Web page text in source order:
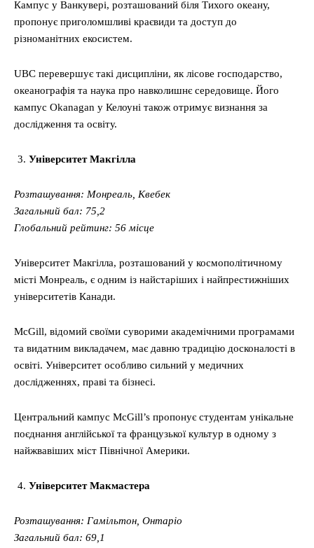
Кампус у Ванкувері, розташований біля Тихого океану,
пропонує приголомшливі краєвиди та доступ до
різноманітних екосистем.
UBC перевершує такі дисципліни, як лісове господарство,
океанографія та наука про навколишнє середовище. Його
кампус Okanagan у Келоуні також отримує визнання за
дослідження та освіту.
Університет Макгілла
Розташування: Монреаль, Квебек
Загальний бал: 75,2
Глобальний рейтинг: 56 місце
Університет Макгілла, розташований у космополітичному
місті Монреаль, є одним із найстаріших і найпрестижніших
університетів Канади.
McGill, відомий своїми суворими академічними програмами
та видатним викладачем, має давню традицію досконалості в
освіті. Університет особливо сильний у медичних
дослідженнях, праві та бізнесі.
Центральний кампус McGill’s пропонує студентам унікальне
поєднання англійської та французької культур в одному з
найжвавіших міст Північної Америки.
Університет Макмастера
Розташування: Гамільтон, Онтаріо
Загальний бал: 69,1